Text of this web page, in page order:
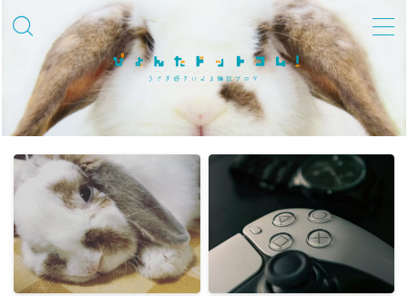
MENU
飼育知識・しつけ
品種紹介
性格・しぐさ
習性・行動学
グッズ・環境整備